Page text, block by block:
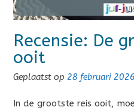
Recensie: De
ooit
Geplaatst op 28 februari 2026
In de grootste reis ooit,